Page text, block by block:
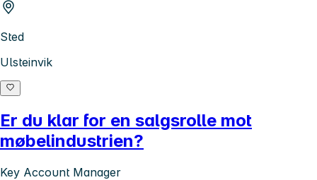
Sted
Ulsteinvik
Er du klar for en salgsrolle mot
møbelindustrien?
Key Account Manager